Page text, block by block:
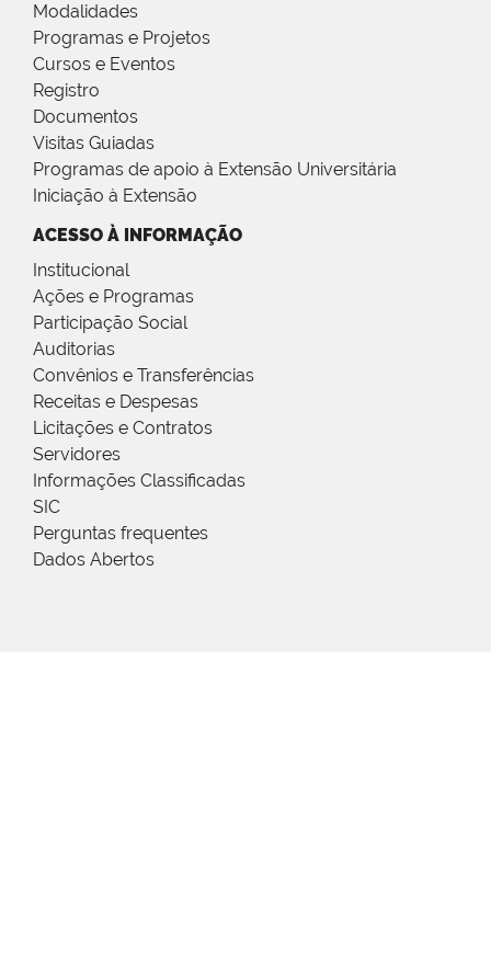
Modalidades
Programas e Projetos
Cursos e Eventos
Registro
Documentos
Visitas Guiadas
Programas de apoio à Extensão Universitária
Iniciação à Extensão
ACESSO À INFORMAÇÃO
Institucional
Ações e Programas
Participação Social
Auditorias
Convênios e Transferências
Receitas e Despesas
Licitações e Contratos
Servidores
Informações Classificadas
SIC
Perguntas frequentes
Dados Abertos